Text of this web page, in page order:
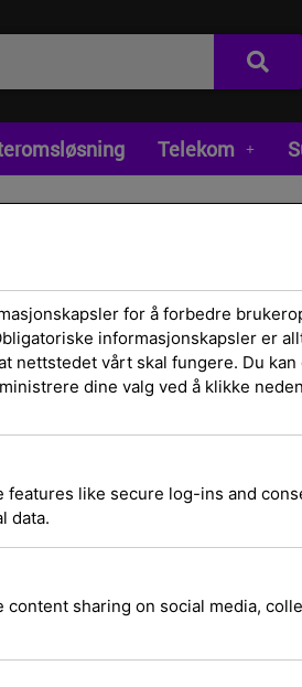
Telekom
Hjem/Hodesett
/
2.4m
for å forbedre
informasjonskapsler er
nettstedet vårt skal fungere. Du
dine valg ved å klikke
features like secure log-ins and
data.
sharing on social media,